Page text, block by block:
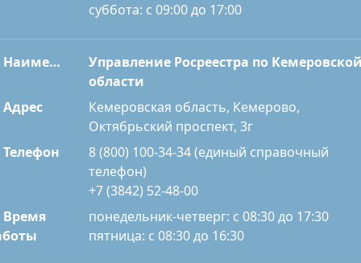
суббота: с 09:00 до 17:00
Наименование
Управление Росреестра по
области
Адрес
Кемеровская область, Кемерово,
Октябрьский проспект, 3г
Телефон
8 (800) 100-34-34 (единый справочный
телефон)
+7 (3842) 52-48-00
Время
понедельник-четверг: с 08:30 до 17:30
пятница: с 08:30 до 16:30